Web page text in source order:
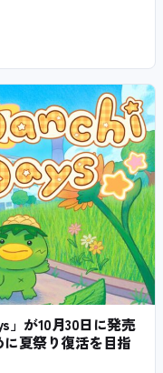
」が10月30日に発売
夏祭り復活を目指